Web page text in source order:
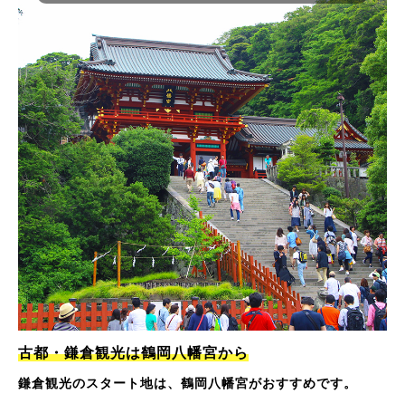
古都・鎌倉観光は鶴岡八幡宮から
鎌倉観光のスタート地は、鶴岡八幡宮がおすすめです。